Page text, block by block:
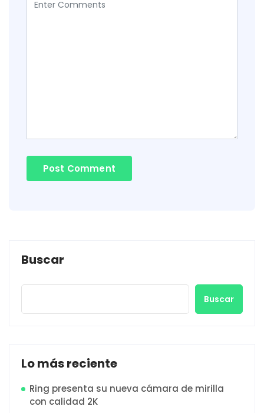
Buscar
Buscar
Lo más reciente
Ring presenta su nueva cámara de mirilla
con calidad 2K